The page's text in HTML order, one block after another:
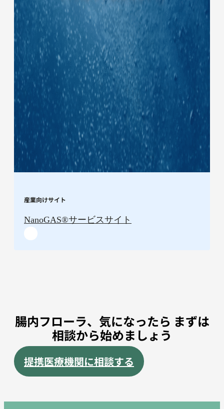
産業向けサイト
NanoGAS®︎サービスサイト
腸内フローラ、気になったら まずは
相談から始めましょう
提携医療機関に相談する